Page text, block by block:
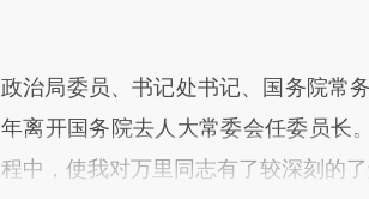
政治局委员、书记处书记、国务院常
年离开国务院去人大常委会任委员长
程中，使我对万里同志有了较深刻的